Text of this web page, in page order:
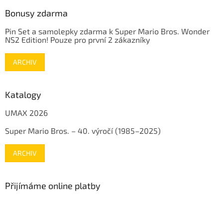
Bonusy zdarma
Pin Set a samolepky zdarma k Super Mario Bros. Wonder
NS2 Edition! Pouze pro první 2 zákazníky
ARCHIV
Katalogy
UMAX 2026
Super Mario Bros. – 40. výročí (1985–2025)
ARCHIV
Přijímáme online platby